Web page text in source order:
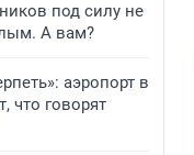
под силу не
А вам?
аэропорт в
что говорят